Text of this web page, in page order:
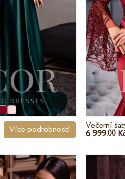
Více podrobností Večerní
6 999.00